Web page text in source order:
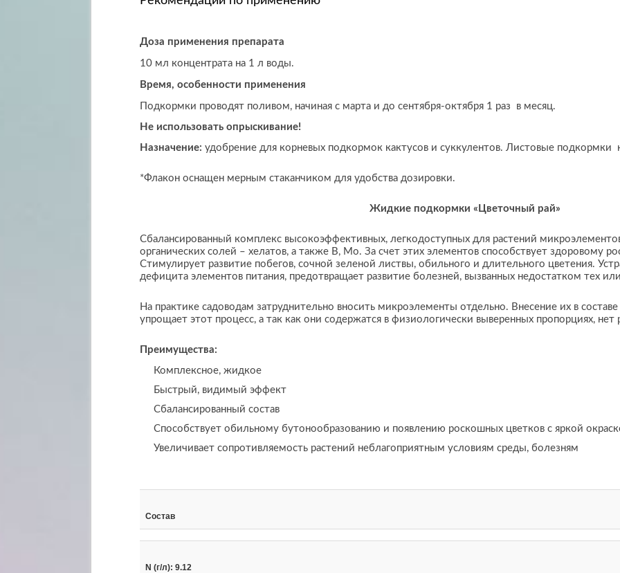
Доза применения препарата
10 мл концентрата на 1 л воды.
Время, особенности применения
Подкормки проводят поливом, начиная с марта и до сентября-октября 1 раз в месяц.
Не использовать опрыскивание!
Назначение: удобрение для корневых подкормок кактусов и суккулентов. Листовые подкормки
*Флакон оснащен мерным стаканчиком для удобства дозировки.
Жидкие подкормки «Цветочный рай»
Сбалансированный комплекс высокоэффективных, легкодоступных для растений
органических солей – хелатов, а также B, Mo. За счет этих элементов способствует здоровому
Стимулирует развитие побегов, сочной зеленой листвы, обильного и длительного цветения.
дефицита элементов питания, предотвращает развитие болезней, вызванных недостатком тех
На практике садоводам затруднительно вносить микроэлементы отдельно. Внесение их в
упрощает этот процесс, а так как они содержатся в физиологически выверенных пропорциях, нет
Преимущества:
Комплексное, жидкое
Быстрый, видимый эффект
Сбалансированный состав
Способствует обильному бутонообразованию и появлению роскошных цветков с яркой
Увеличивает сопротивляемость растений неблагоприятным условиям среды, болезням
Состав
N (г/л): 9.12